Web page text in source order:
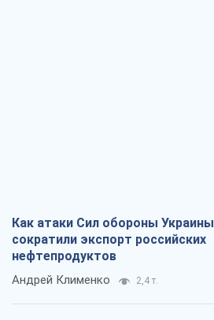
Как атаки Сил обороны Украины
сократили экспорт российских
нефтепродуктов
Андрей Клименко 2,4 т.